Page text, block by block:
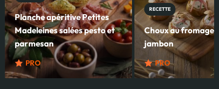
Planche apéritive Petites
Madeleines salées pesto et
parmesan
PRO
RECETTE
Choux au fromage
jambon
PRO